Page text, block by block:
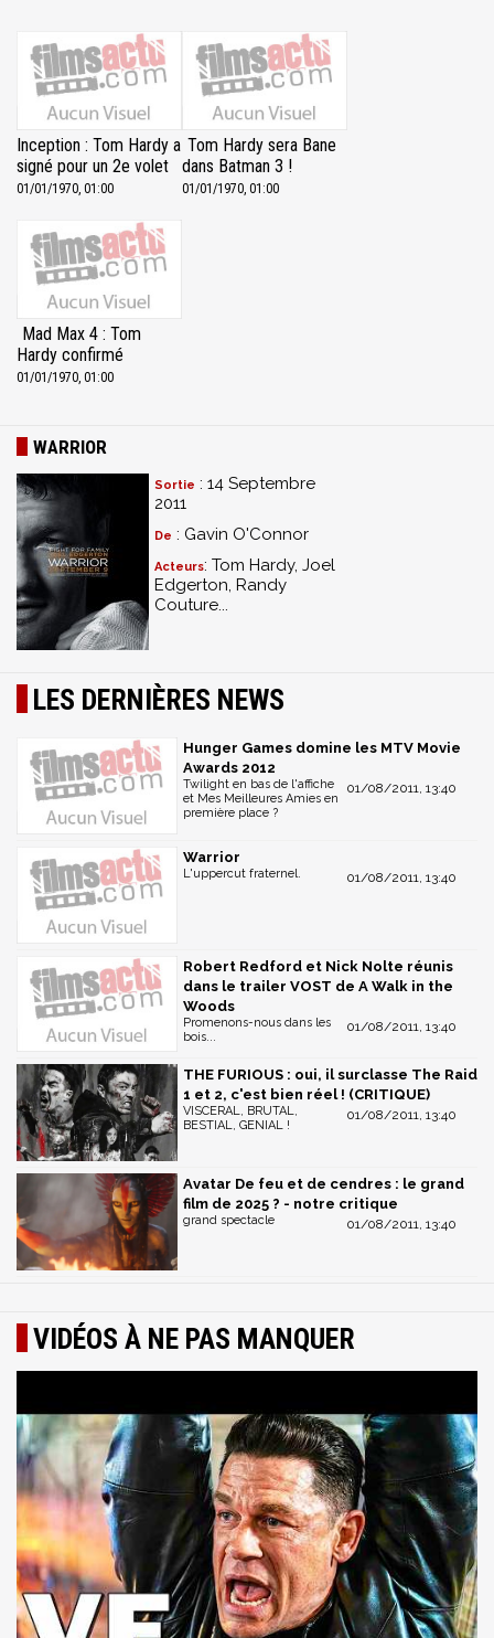
Inception : Tom Hardy a
signé pour un 2e volet
01/01/1970, 01:00
Tom Hardy sera Bane
dans Batman 3 !
01/01/1970, 01:00
Mad Max 4 : Tom
Hardy confirmé
01/01/1970, 01:00
WARRIOR
Sortie : 14 Septembre
2011
De : Gavin O'Connor
Acteurs: Tom Hardy, Joel
Edgerton, Randy
Couture...
LES DERNIÈRES NEWS
Hunger Games domine les MTV Movie
Awards 2012
01/08/2011, 13:40
Twilight en bas de l'affiche
et Mes Meilleures Amies en
première place ?
Warrior
01/08/2011, 13:40
L'uppercut fraternel.
Robert Redford et Nick Nolte réunis
dans le trailer VOST de A Walk in the
Woods
01/08/2011, 13:40
Promenons-nous dans les
bois...
THE FURIOUS : oui, il surclasse The Raid
1 et 2, c'est bien réel ! (CRITIQUE)
01/08/2011, 13:40
VISCERAL, BRUTAL,
BESTIAL, GENIAL !
Avatar De feu et de cendres : le grand
film de 2025 ? - notre critique
01/08/2011, 13:40
grand spectacle
VIDÉOS À NE PAS MANQUER